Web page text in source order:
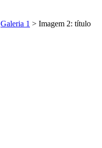
Galeria 1 > Imagem 2: título